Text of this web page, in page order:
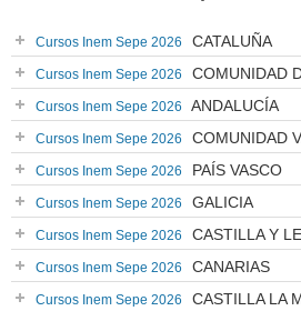
Cursos Inem Sepe 2026 CATALUÑA
Cursos Inem Sepe 2026 COMUNIDAD
Cursos Inem Sepe 2026 ANDALUCÍA
Cursos Inem Sepe 2026 COMUNIDAD
Cursos Inem Sepe 2026 PAÍS VASCO
Cursos Inem Sepe 2026 GALICIA
Cursos Inem Sepe 2026 CASTILLA Y
Cursos Inem Sepe 2026 CANARIAS
Cursos Inem Sepe 2026 CASTILLA LA